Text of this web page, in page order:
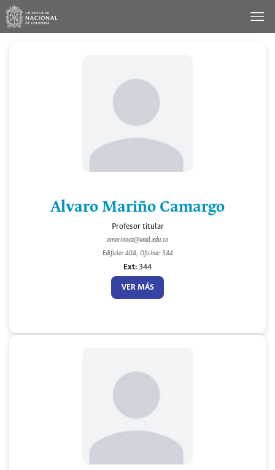
Saltar
contenido
Alvaro Mariño Camargo
Profesor titular
amarinoca@unal.edu.co
Edificio: 404, Oficina: 344
Ext: 344
VER MÁS